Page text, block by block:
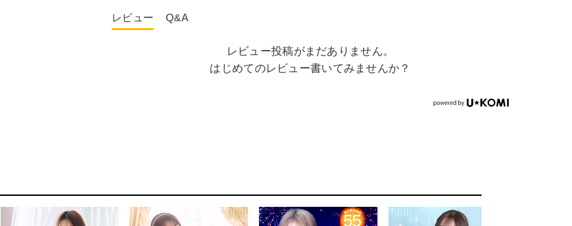
レビュー Q&A
レビュー投稿がまだありません。
はじめてのレビュー書いてみませんか？